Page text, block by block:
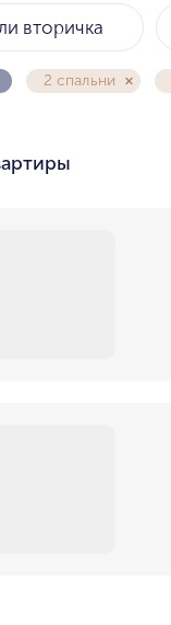
вторичка
2 спальни